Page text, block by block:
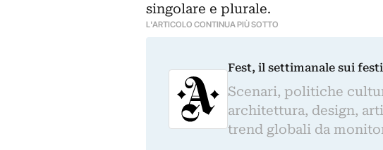
singolare e plurale.
L'ARTICOLO CONTINUA PIÙ SOTTO
Fest, il settimanale sui
Scenari, politiche
architettura, design,
trend globali da